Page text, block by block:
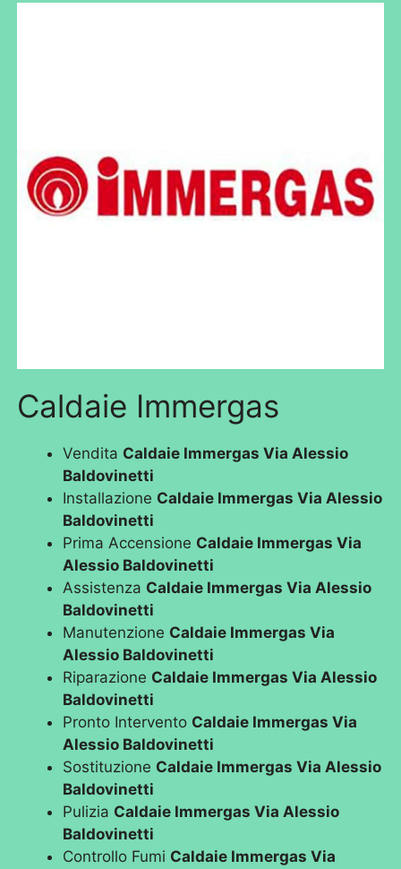
Caldaie Immergas
Vendita Caldaie Immergas Via Alessio
Baldovinetti
Installazione Caldaie Immergas Via Alessio
Baldovinetti
Prima Accensione Caldaie Immergas Via
Alessio Baldovinetti
Assistenza Caldaie Immergas Via Alessio
Baldovinetti
Manutenzione Caldaie Immergas Via
Alessio Baldovinetti
Riparazione Caldaie Immergas Via Alessio
Baldovinetti
Pronto Intervento Caldaie Immergas Via
Alessio Baldovinetti
Sostituzione Caldaie Immergas Via Alessio
Baldovinetti
Pulizia Caldaie Immergas Via Alessio
Baldovinetti
Controllo Fumi Caldaie Immergas Via